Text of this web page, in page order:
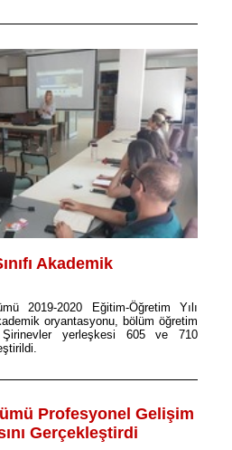
Akademik
2019-2020 Eğitim-Öğretim Yılı
oryantasyonu, bölüm öğretim
Şirinevler yerleşkesi 605 ve 710
Profesyonel Gelişim
Gerçekleştirdi